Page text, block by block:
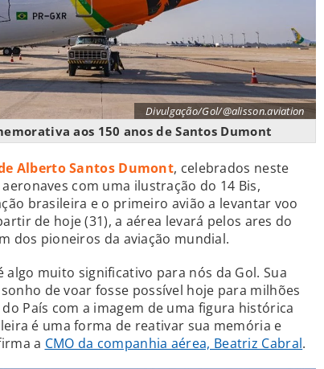
Divulgação/Gol/@alisson.aviation
aos 150 anos de Santos Dumont
Alberto Santos Dumont, celebrados neste
com uma ilustração do 14 Bis,
brasileira e o primeiro avião a levantar voo
de hoje (31), a aérea levará pelos ares do
dos pioneiros da aviação mundial.
muito significativo para nós da Gol. Sua
de voar fosse possível hoje para milhões
País com a imagem de uma figura histórica
é uma forma de reativar sua memória e
a CMO da companhia aérea, Beatriz Cabral.